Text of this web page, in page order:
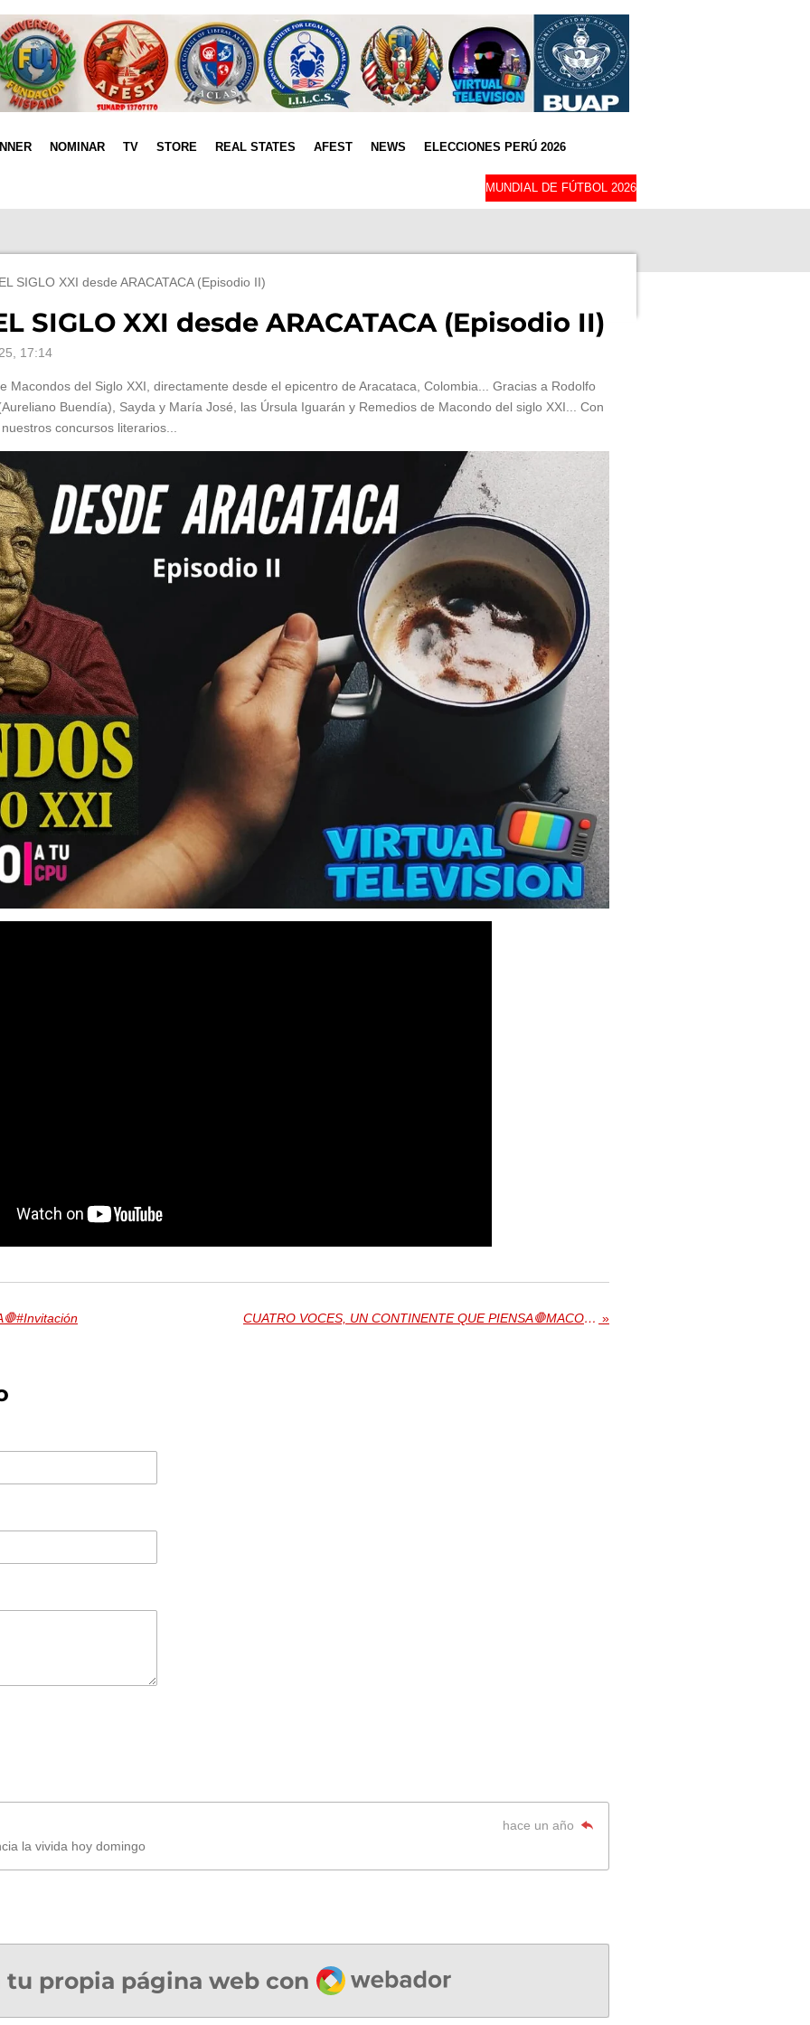
NOMINAR TV STORE REAL STATES AFEST NEWS ELECCIONES PERÚ 2026
MUNDIAL DE FÚTBOL 2026
SIGLO XXI desde ARACATACA (Episodio II)
SIGLO XXI desde ARACATACA (Episodio II)
17:14
Macondos del Siglo XXI, directamente desde el epicentro de Aracataca, Colombia... Gracias a Rodolfo
Buendía), Sayda y María José, las Úrsula Iguarán y Remedios de Macondo del siglo XXI... Con
concursos literarios...
CUATRO VOCES, UN CONTINENTE QUE PIENSA🛑MACONDOS DEL SIGLO XXI »
hace un año
la vivida hoy domingo
tu propia página web con Webador